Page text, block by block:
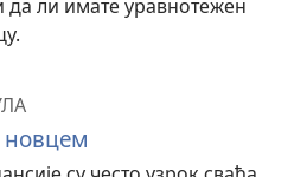
да ли имате уравнотежен